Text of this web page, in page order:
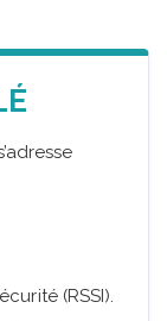
(RSSI).